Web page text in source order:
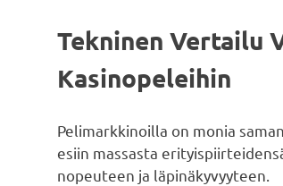
Tekninen Vertailu
Kasinopeleihin
Pelimarkkinoilla on monia
esiin massasta
nopeuteen ja läpinäkyvyyteen.